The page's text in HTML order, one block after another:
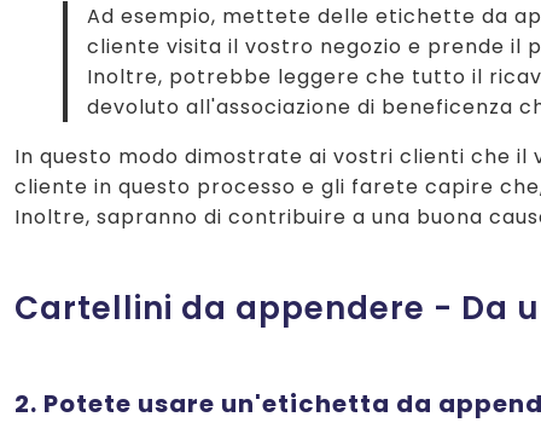
Ad esempio, mettete delle etichette da
cliente visita il vostro negozio e prende il
Inoltre, potrebbe leggere che tutto il
devoluto all'associazione di beneficenza
In questo modo dimostrate ai vostri clienti che
cliente in questo processo e gli farete capire
Inoltre, sapranno di contribuire a una buona
Cartellini da appendere - Da
2. Potete usare un'etichetta da